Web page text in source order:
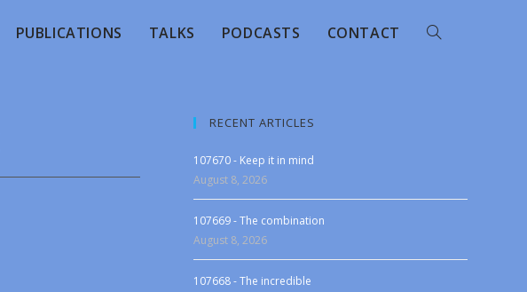
PUBLICATIONS TALKS PODCASTS CONTACT
RECENT ARTICLES
107670 - Keep it in mind
August 8, 2026
107669 - The combination
August 8, 2026
107668 - The incredible